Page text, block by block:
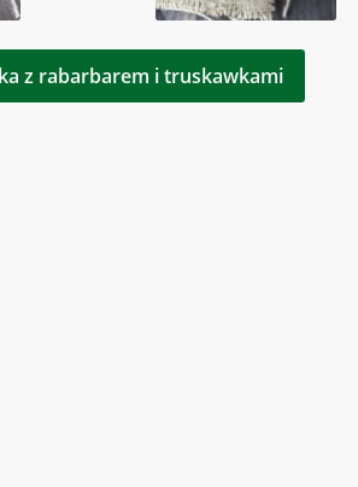
z rabarbarem i truskawkami